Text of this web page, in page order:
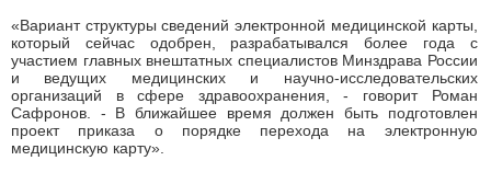
«Вариант структуры сведений электронной медицинской карты,
который сейчас одобрен, разрабатывался более года с
участием главных внештатных специалистов Минздрава России
и ведущих медицинских и научно-исследовательских
организаций в сфере здравоохранения, - говорит Роман
Сафронов. - В ближайшее время должен быть подготовлен
проект приказа о порядке перехода на электронную
медицинскую карту».